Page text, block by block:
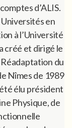
d’ALIS.
en
à l’Université
créé et dirigé le
du
Nîmes de 1989
élu président
Physique, de